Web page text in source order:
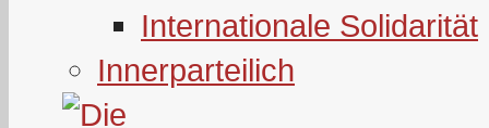
Internationale Solidarität
Innerparteilich